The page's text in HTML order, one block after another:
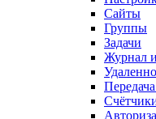
Сайты
Группы
Задачи
Журнал